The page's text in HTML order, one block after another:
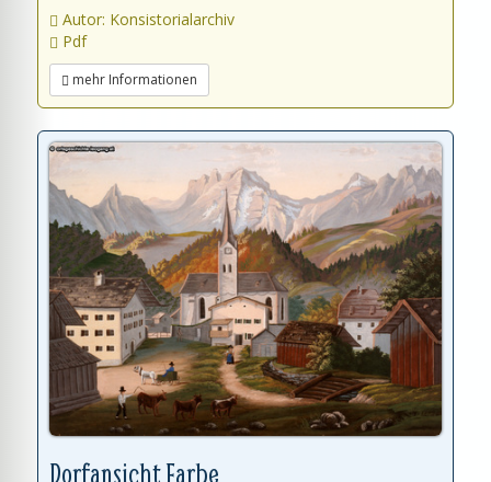
Autor: Konsistorialarchiv
Pdf
mehr Informationen
Dorfansicht Farbe